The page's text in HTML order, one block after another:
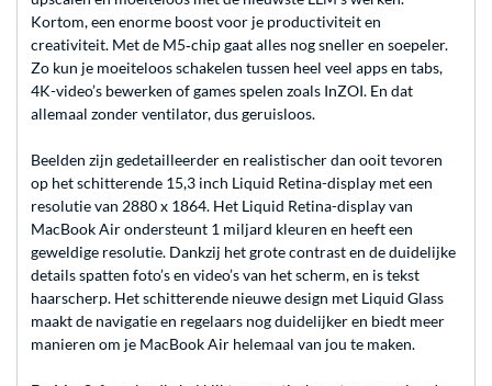
Kortom, een enorme boost voor je productiviteit en
creativiteit. Met de M5‑chip gaat alles nog sneller en soepeler.
Zo kun je moeiteloos schakelen tussen heel veel apps en tabs,
4K-video’s bewerken of games spelen zoals InZOI. En dat
allemaal zonder ventilator, dus geruisloos.
Beelden zijn gedetailleerder en realistischer dan ooit tevoren
op het schitterende 15,3 inch Liquid Retina-display met een
resolutie van 2880 x 1864. Het Liquid Retina-display van
MacBook Air ondersteunt 1 miljard kleuren en heeft een
geweldige resolutie. Dankzij het grote contrast en de duidelijke
details spatten foto’s en video’s van het scherm, en is tekst
haarscherp. Het schitterende nieuwe design met Liquid Glass
maakt de navigatie en regelaars nog duidelijker en biedt meer
manieren om je MacBook Air helemaal van jou te maken.